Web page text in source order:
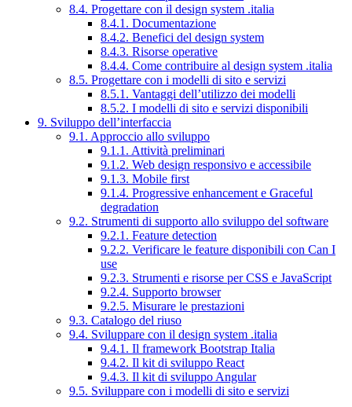
8.4. Progettare con il design system .italia
8.4.1. Documentazione
8.4.2. Benefici del design system
8.4.3. Risorse operative
8.4.4. Come contribuire al design system .italia
8.5. Progettare con i modelli di sito e servizi
8.5.1. Vantaggi dell’utilizzo dei modelli
8.5.2. I modelli di sito e servizi disponibili
9. Sviluppo dell’interfaccia
9.1. Approccio allo sviluppo
9.1.1. Attività preliminari
9.1.2. Web design responsivo e accessibile
9.1.3. Mobile first
9.1.4. Progressive enhancement e Graceful
degradation
9.2. Strumenti di supporto allo sviluppo del software
9.2.1. Feature detection
9.2.2. Verificare le feature disponibili con Can I
use
9.2.3. Strumenti e risorse per CSS e JavaScript
9.2.4. Supporto browser
9.2.5. Misurare le prestazioni
9.3. Catalogo del riuso
9.4. Sviluppare con il design system .italia
9.4.1. Il framework Bootstrap Italia
9.4.2. Il kit di sviluppo React
9.4.3. Il kit di sviluppo Angular
9.5. Sviluppare con i modelli di sito e servizi